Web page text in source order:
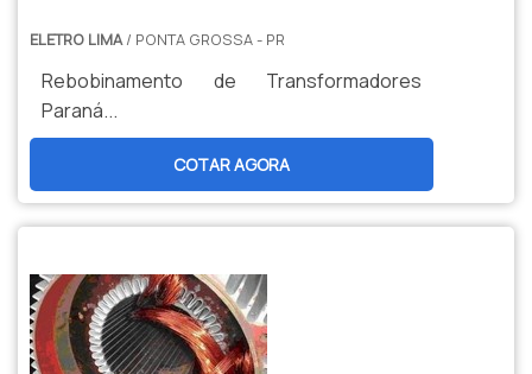
ELETRO LIMA/ PONTA GROSSA - PR
Rebobinamento de Transformadores
Paraná...
COTAR AGORA